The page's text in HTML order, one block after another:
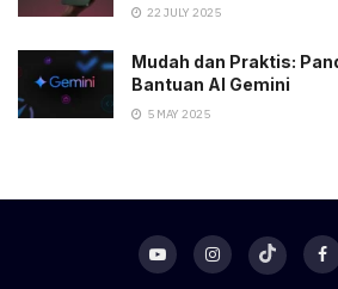
22 JULY 2025
Mudah dan Praktis:
Bantuan AI Gemini
5 MAY 2025